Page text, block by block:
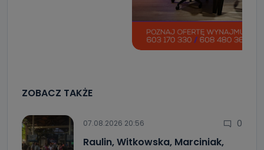
ZOBACZ TAKŻE
07.08.2026 20:56 0
Raulin, Witkowska, Marciniak,